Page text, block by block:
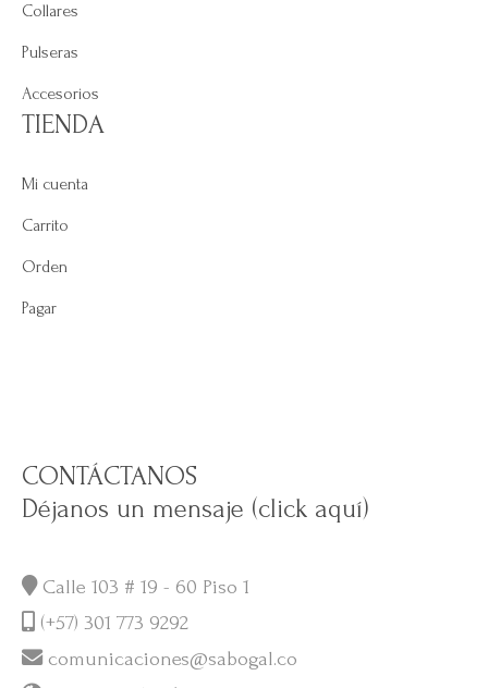
Collares
Pulseras
Accesorios
TIENDA
Mi cuenta
Carrito
Orden
Pagar
CONTÁCTANOS
Déjanos un mensaje (click aquí)
Calle 103 # 19 - 60 Piso 1
(+57) 301 773 9292
comunicaciones@sabogal.co